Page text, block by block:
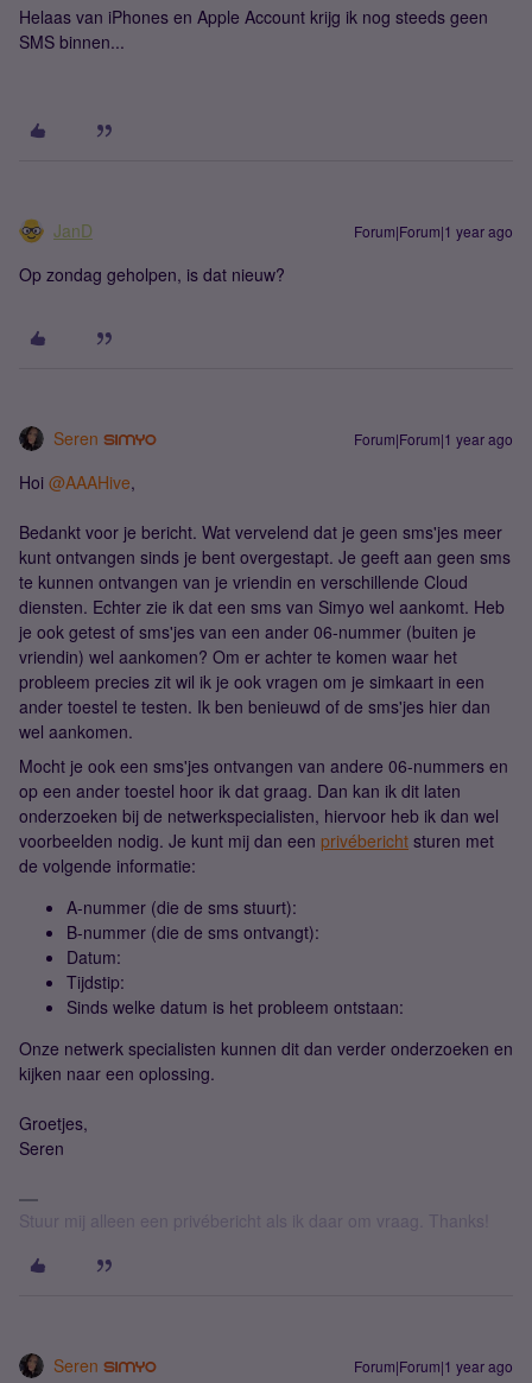
Helaas van iPhones en Apple Account krijg ik nog steeds geen
SMS binnen...
JanD Forum|Forum|1 year ago
Op zondag geholpen, is dat nieuw?
Seren Forum|Forum|1 year ago
Hoi ​ @AAAHive,
Bedankt voor je bericht. Wat vervelend dat je geen sms'jes meer
kunt ontvangen sinds je bent overgestapt. Je geeft aan geen sms
te kunnen ontvangen van je vriendin en verschillende Cloud
diensten. Echter zie ik dat een sms van Simyo wel aankomt. Heb
je ook getest of sms'jes van een ander 06-nummer (buiten je
vriendin) wel aankomen? Om er achter te komen waar het
probleem precies zit wil ik je ook vragen om je simkaart in een
ander toestel te testen. Ik ben benieuwd of de sms'jes hier dan
wel aankomen.
Mocht je ook een sms'jes ontvangen van andere 06-nummers en
op een ander toestel hoor ik dat graag. Dan kan ik dit laten
onderzoeken bij de netwerkspecialisten, hiervoor heb ik dan wel
voorbeelden nodig. Je kunt mij dan een privébericht sturen met
de volgende informatie:
A-nummer (die de sms stuurt):
B-nummer (die de sms ontvangt):
Datum:
Tijdstip:
Sinds welke datum is het probleem ontstaan:
Onze netwerk specialisten kunnen dit dan verder onderzoeken en
kijken naar een oplossing.
Groetjes,
Seren
Stuur mij alleen een privébericht als ik daar om vraag. Thanks!
Seren Forum|Forum|1 year ago